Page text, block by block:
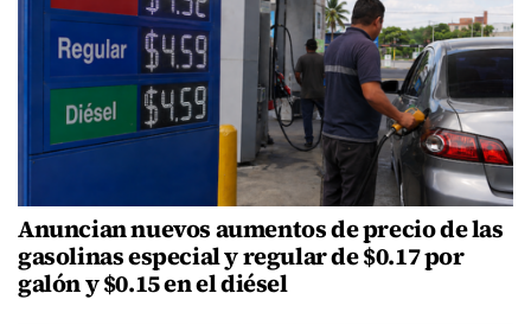
Anuncian nuevos aumentos de precio de las
gasolinas especial y regular de $0.17 por
galón y $0.15 en el diésel